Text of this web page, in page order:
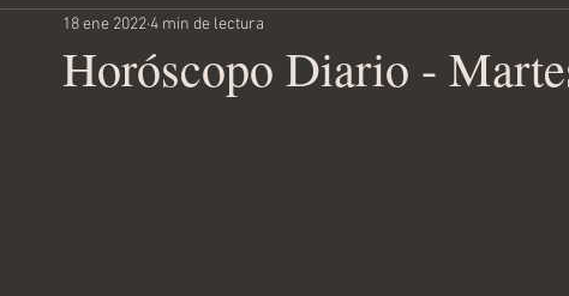
Consejos para bloguear Horoscopo Diario
Horóscopo Diario -
18 ene 20224 min de lectura